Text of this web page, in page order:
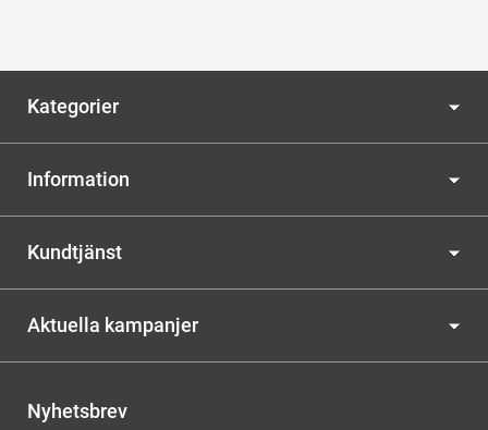
Kategorier
Information
Kundtjänst
Aktuella kampanjer
Nyhetsbrev